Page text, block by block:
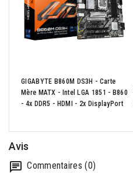
GIGABYTE B860M DS3H - Carte
Mère MATX - Intel LGA 1851 - B860
- 4x DDR5 - HDMI - 2x DisplayPort
Avis
Commentaires (0)